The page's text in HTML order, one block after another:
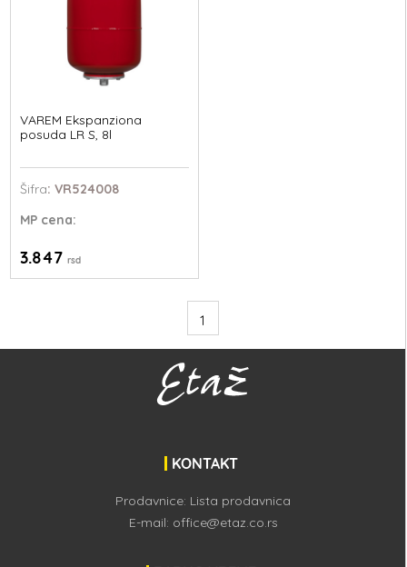
VAREM Ekspanziona
posuda LR S, 8l
Šifra: VR524008
MP cena:
3.847rsd
1
KONTAKT
Prodavnice: Lista prodavnica
E-mail: office@etaz.co.rs